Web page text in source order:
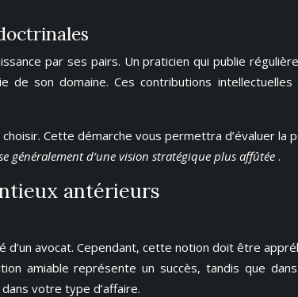
par ses pairs. Un praticien qui publie
son domaine. Ces contributions
Cette démarche vous permettra d’évaluer
d’une vision stratégique plus affûtée .
antérieurs
avocat. Cependant, cette notion doit être
amiable représente un succès, tandis que
votre type d’affaire.